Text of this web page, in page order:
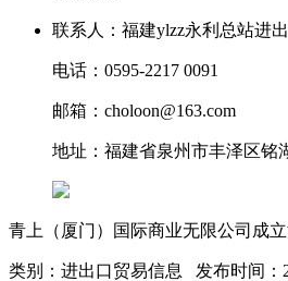
联系人：福建ylzz永利总站进
电话：0595-2217 0091
邮箱：choloon@163.com
地址：福建省泉州市丰泽区铭
青上（厦门）国际商业无限公司成
类别：进出口贸易信息 发布时间：